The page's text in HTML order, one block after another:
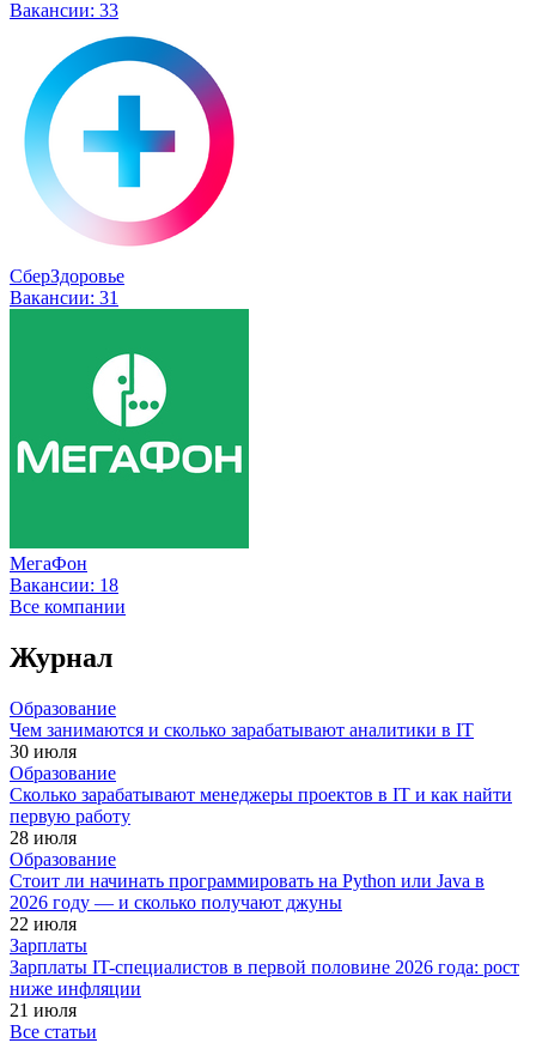
Вакансии: 33
СберЗдоровье
Вакансии: 31
МегаФон
Вакансии: 18
Все компании
Журнал
Образование
Чем занимаются и сколько зарабатывают аналитики в IT
30 июля
Образование
Сколько зарабатывают менеджеры проектов в IT и как найти
первую работу
28 июля
Образование
Стоит ли начинать программировать на Python или Java в
2026 году — и сколько получают джуны
22 июля
Зарплаты
Зарплаты IT-специалистов в первой половине 2026 года: рост
ниже инфляции
21 июля
Все статьи